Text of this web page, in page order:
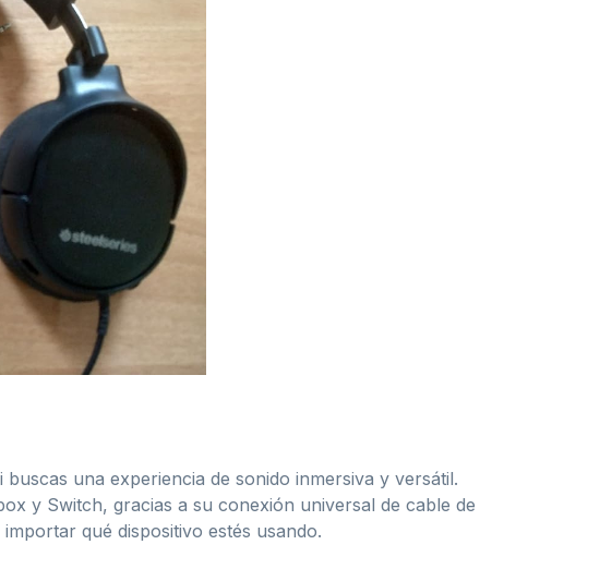
una experiencia de sonido inmersiva y versátil.
y Switch, gracias a su conexión universal de cable de
qué dispositivo estés usando.